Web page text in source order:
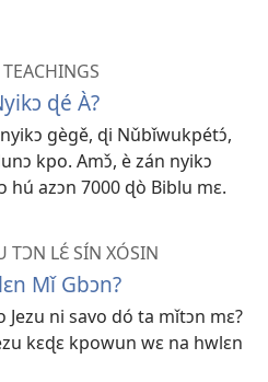
ɖé À?
gègě, ɖi Nǔbǐwukpétɔ́,
kpo. Amɔ̌, è zán nyikɔ
hú azɔn 7000 ɖò Biblu mɛ.
TƆN LƐ́ SÍN XÓSIN
Mǐ Gbɔn?
Jezu ni savo dó ta mǐtɔn mɛ?
kɛɖɛ kpowun wɛ na hwlɛn